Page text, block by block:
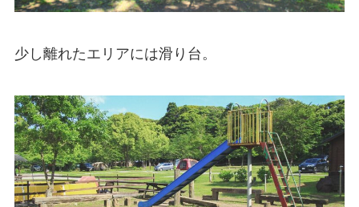
少し離れたエリアには滑り台。